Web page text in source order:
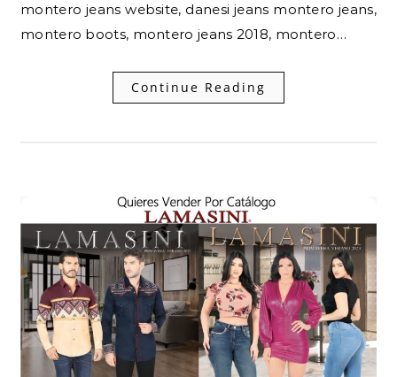
montero jeans website, danesi jeans montero jeans,
montero boots, montero jeans 2018, montero…
Continue Reading